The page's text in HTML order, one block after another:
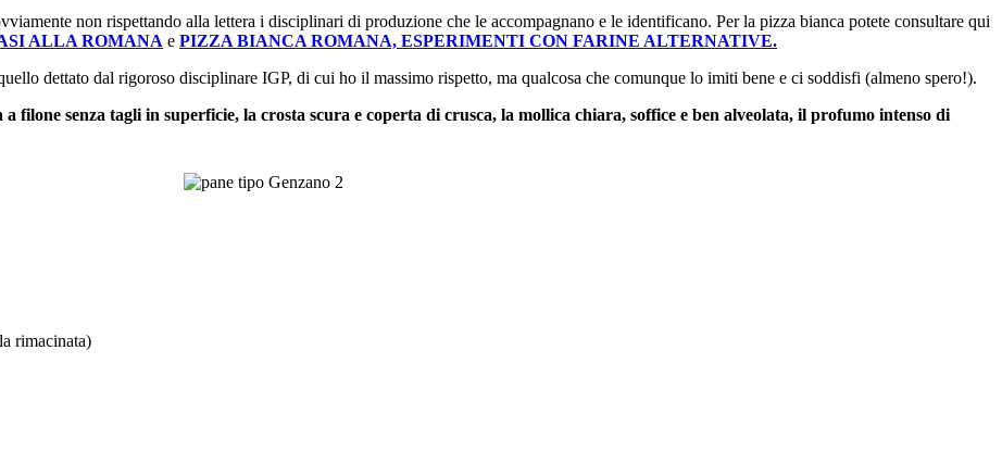
non rispettando alla lettera i disciplinari di produzione che le accompagnano e le identificano. Per la pizza bianca potete consultare qui
ALLA ROMANA e PIZZA BIANCA ROMANA, ESPERIMENTI CON FARINE ALTERNATIVE.
dettato dal rigoroso disciplinare IGP, di cui ho il massimo rispetto, ma qualcosa che comunque lo imiti bene e ci soddisfi (almeno spero!).
a filone senza tagli in superficie, la crosta scura e coperta di crusca, la mollica chiara, soffice e ben alveolata, il profumo intenso di
rimacinata)